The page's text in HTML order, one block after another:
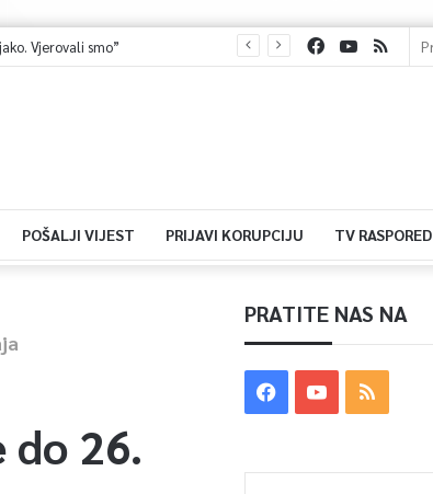
Vjerovali smo”
POŠALJI VIJEST PRIJAVI KORUPCIJU TV RASPORED
26.
PRATITE NAS NA